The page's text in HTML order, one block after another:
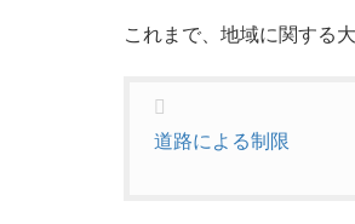
これまで、地域に関する
道路による制限